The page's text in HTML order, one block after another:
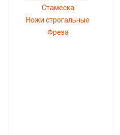
Стамеска
Ножи строгальные
Фреза